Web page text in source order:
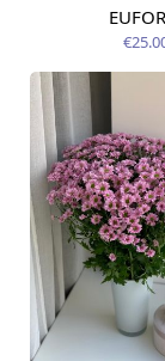
Pieejams šodien